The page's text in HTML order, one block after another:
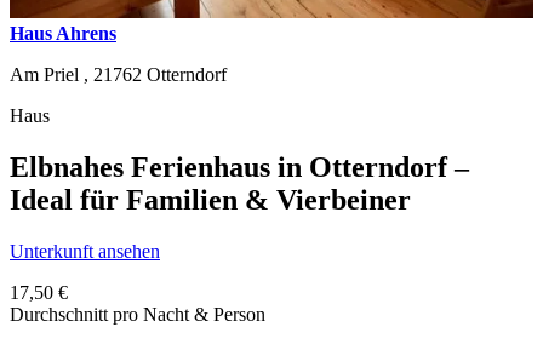
Haus Ahrens
Am Priel , 21762 Otterndorf
Haus
Elbnahes Ferienhaus in Otterndorf –
Ideal für Familien & Vierbeiner
Unterkunft ansehen
17,50 €
Durchschnitt pro Nacht & Person